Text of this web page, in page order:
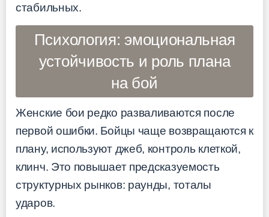
стабильных.
Психология: эмоциональная
устойчивость и роль плана
на бой
Женские бои редко разваливаются после
первой ошибки. Бойцы чаще возвращаются к
плану, используют джеб, контроль клеткой,
клинч. Это повышает предсказуемость
структурных рынков: раунды, тоталы
ударов.